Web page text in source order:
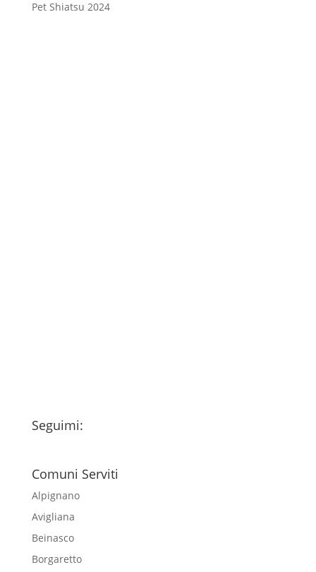
Pet Shiatsu 2024
Seguimi:
Comuni Serviti
Alpignano
Avigliana
Beinasco
Borgaretto